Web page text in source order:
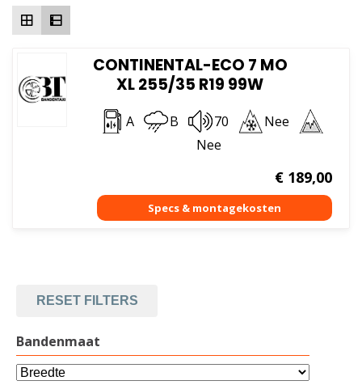
CONTINENTAL-ECO 7 MO
XL 255/35 R19 99W
A B 70
Nee
Nee
€189,00
RESET FILTERS
Bandenmaat